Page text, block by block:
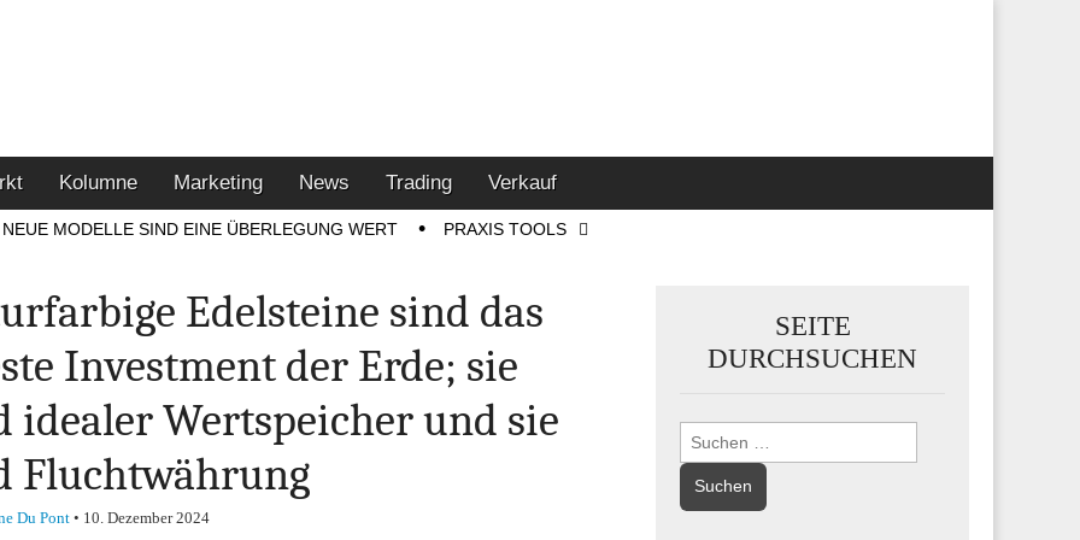
Kolumne Marketing News Trading Verkauf
NEUE MODELLE SIND EINE ÜBERLEGUNG WERT PRAXIS TOOLS
Edelsteine sind das
Investment der Erde; sie
idealer Wertspeicher und sie
Fluchtwährung
Du Pont• 10. Dezember 2024
SEITE
DURCHSUCHEN
Suchen
nach: